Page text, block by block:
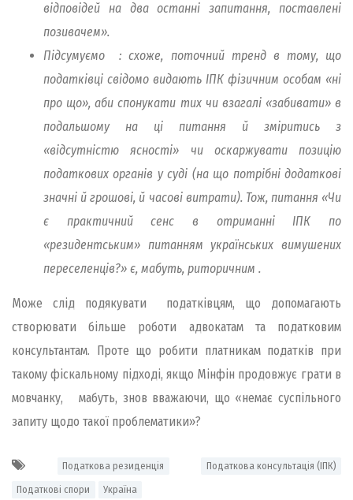
відповідей на два останні запитання, поставлені
позивачем».
Підсумуємо : схоже, поточний тренд в тому, що
податківці свідомо видають ІПК фізичним особам «ні
про що», аби спонукати тих чи взагалі «забивати» в
подальшому на ці питання й зміритись з
«відсутністю ясності» чи оскаржувати позицію
податкових органів у суді (на що потрібні додаткові
значні й грошові, й часові витрати). Тож, питання «Чи
є практичний сенс в отриманні ІПК по
«резидентським» питанням українських вимушених
переселенців?» є, мабуть, риторичним .
Може слід подякувати податківцям, що допомагають
створювати більше роботи адвокатам та податковим
консультантам. Проте що робити платникам податків при
такому фіскальному підході, якщо Мінфін продовжує грати в
мовчанку, мабуть, знов вважаючи, що «немає суспільного
запиту щодо такої проблематики»?
Податкова резиденція
Податкова консультація (ІПК)
Податкові спори
Україна